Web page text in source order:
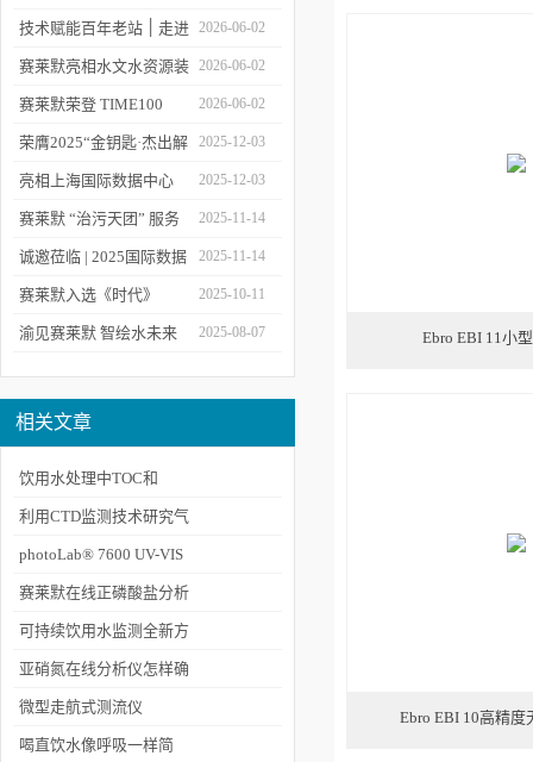
莱默精彩亮相2026上海世
环会
技术赋能百年老站 ׀ 走进
都江堰：从千年治水智慧
到现代水文监测
2026-06-02
赛莱默亮相水文水资源装
备展 | 以数字化和智能化
技术赋能水文现代化建设
2026-06-02
赛莱默荣登 TIME100
2026 全球百强影响力企
业榜单
2026-06-02
荣膺2025“金钥匙·杰出解
决方案”！赛莱默青少年
水教育行动，浇灌可持续
发展未来
2025-12-03
亮相上海国际数据中心
展！赛莱默助力AI时代数
智未来
2025-12-03
赛莱默 “治污天团” 服务
亚洲污水处理厂
2025-11-14
诚邀莅临 | 2025国际数据
中心展
2025-11-14
赛莱默入选《时代》
“2025全球最佳公司”榜单
2025-10-11
渝见赛莱默 智绘水未来 2025-08-07
相关文章
饮用水处理中TOC和
THM的风险管理--氯元素
利用CTD监测技术研究气
候变化
photoLab® 7600 UV-VIS
分光光度计生物应用案例
赛莱默在线正磷酸盐分析
仪帮助控制饮用水中的管
道腐蚀
可持续饮用水监测全新方
案
亚硝氮在线分析仪怎样确
保测量的高度及稳定性
微型走航式测流仪
SONTEK-RS5高效完成河
喝直饮水像呼吸一样简
Ebro EBI 11小
Ebro EBI 10高精度